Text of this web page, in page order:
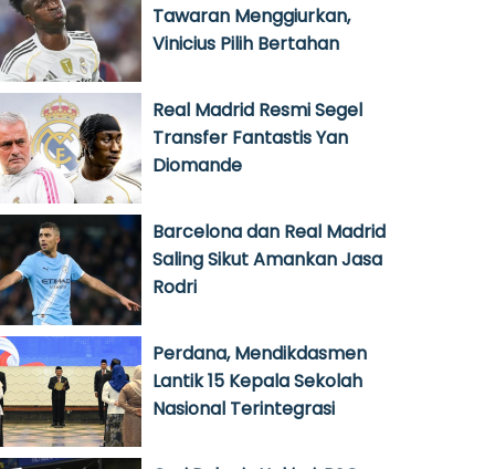
Tawaran Menggiurkan,
Vinicius Pilih Bertahan
Real Madrid Resmi Segel
Transfer Fantastis Yan
Diomande
Barcelona dan Real Madrid
Saling Sikut Amankan Jasa
Rodri
Perdana, Mendikdasmen
Lantik 15 Kepala Sekolah
Nasional Terintegrasi